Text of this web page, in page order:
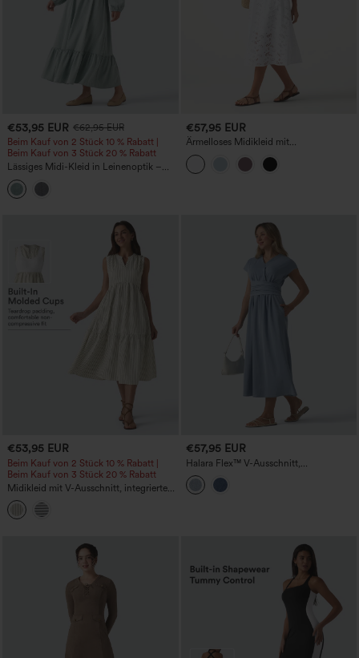
€53,95 EUR €62,95 EUR
Beim Kauf von 2 Stück 10 % Rabatt |
Beim Kauf von 3 Stück 20 % Rabatt
Lässiges Midi-Kleid in Leinenoptik –
quadratischer Ausschnitt, lange Ärmel,
vorn zum Binden, fließender Fall
€57,95 EUR
Ärmelloses Midikleid mit
Rundhalsausschnitt, mit bestickter
Lochstickerei im Resort‑Stil und Taschen
€53,95 EUR
Beim Kauf von 2 Stück 10 % Rabatt |
Beim Kauf von 3 Stück 20 % Rabatt
Midikleid mit V-Ausschnitt, integriertem
BH, ärmellos, gestreift
€57,95 EUR
Halara Flex™ V-Ausschnitt,
kurzärmeliges, lässiges Jeans-Midi-
Kleid mit Rückenschnürung und
Taschen